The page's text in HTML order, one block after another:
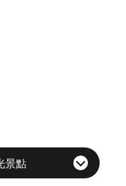
景點